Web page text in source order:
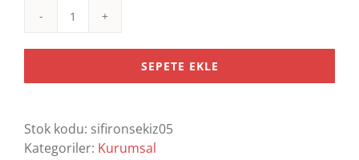
Modern
Site
adet
SEPETE EKLE
Stok kodu: sifironsekiz05
Kategoriler: Kurumsal